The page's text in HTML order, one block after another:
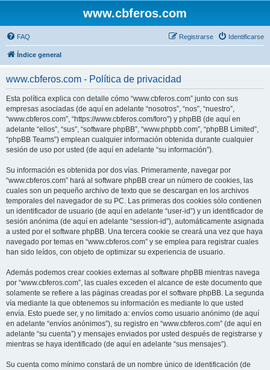
www.cbferos.com
FAQ Identificarse
Registrarse
Índice general
www.cbferos.com - Política de privacidad
Esta política explica con detalle cómo “www.cbferos.com” junto con sus
empresas asociadas (de aquí en adelante “nosotros”, “nos”, “nuestro”,
“www.cbferos.com”, “https://www.cbferos.com/foro”) y phpBB (de aquí en
adelante “ellos”, “sus”, “software phpBB”, “www.phpbb.com”, “phpBB Limited”,
“phpBB Teams”) emplean cualquier información obtenida durante cualquier
sesión de uso por usted (de aquí en adelante “su información”).
Su información es obtenida por dos vías. Primeramente, navegar por
“www.cbferos.com” hará al software phpBB crear un número de cookies, las
cuales son un pequeño archivo de texto que se descargan en los archivos
temporales del navegador de su PC. Las primeras dos cookies sólo contienen
un identificador de usuario (de aquí en adelante “user-id”) y un identificador de
sesión anónima (de aquí en adelante “session-id”), automáticamente asignada
a usted por el software phpBB. Una tercera cookie se creará una vez que haya
navegado por temas en “www.cbferos.com” y se emplea para registrar cuales
han sido leídos, con objeto de optimizar su experiencia de usuario.
Además podemos crear cookies externas al software phpBB mientras navega
por “www.cbferos.com”, las cuales exceden el alcance de este documento que
solamente se refiere a las páginas creadas por el software phpBB. La segunda
vía mediante la que obtenemos su información es mediante lo que usted
envía. Esto puede ser, y no limitado a: envíos como usuario anónimo (de aquí
en adelante “envíos anónimos”), su registro en “www.cbferos.com” (de aquí en
adelante “su cuenta”) y mensajes enviados por usted después de registrarse y
mientras se haya identificado (de aquí en adelante “sus mensajes”).
Su cuenta como mínimo constará de un nombre único de identificación (de